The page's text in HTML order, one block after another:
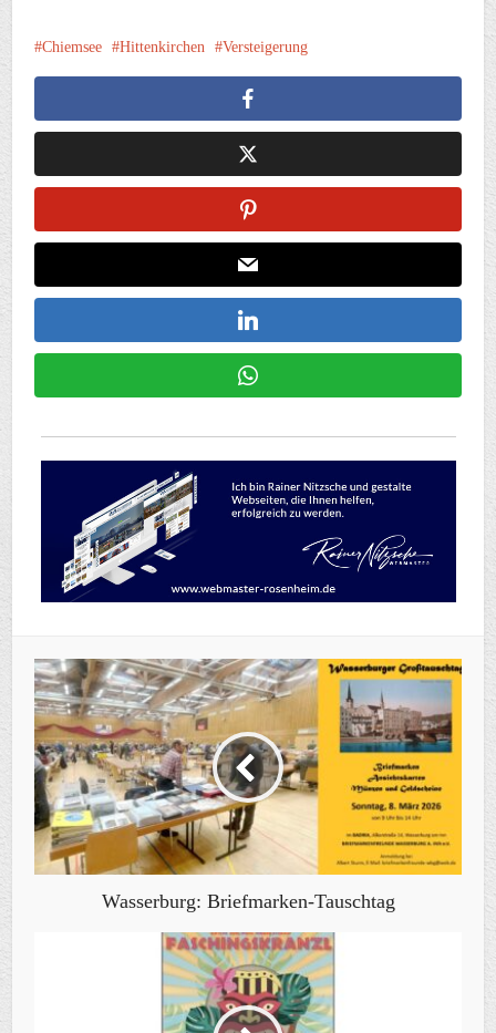
Chiemsee Hittenkirchen Versteigerung
Wasserburg: Briefmarken-Tauschtag